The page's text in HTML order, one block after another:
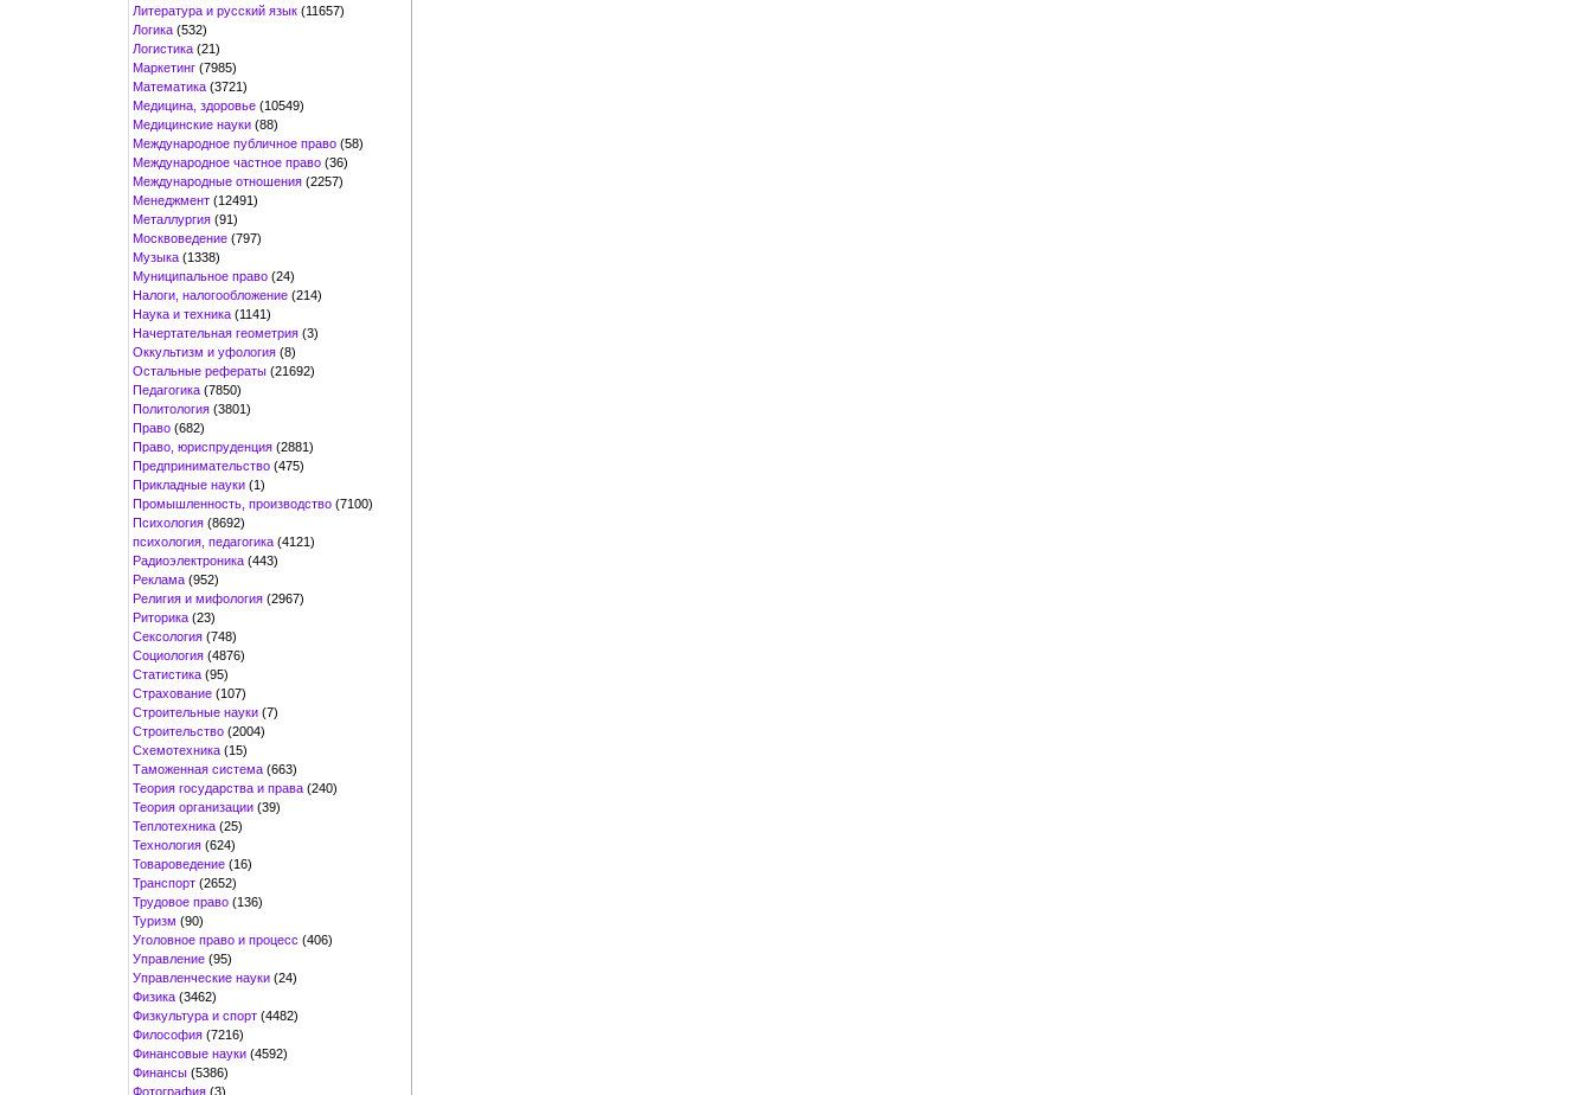
Литература и русский язык (11657)
Логика (532)
Логистика (21)
Маркетинг (7985)
Математика (3721)
Медицина, здоровье (10549)
Медицинские науки (88)
Международное публичное право (58)
Международное частное право (36)
Международные отношения (2257)
Менеджмент (12491)
Металлургия (91)
Москвоведение (797)
Музыка (1338)
Муниципальное право (24)
Налоги, налогообложение (214)
Наука и техника (1141)
Начертательная геометрия (3)
Оккультизм и уфология (8)
Остальные рефераты (21692)
Педагогика (7850)
Политология (3801)
Право (682)
Право, юриспруденция (2881)
Предпринимательство (475)
Прикладные науки (1)
Промышленность, производство (7100)
Психология (8692)
психология, педагогика (4121)
Радиоэлектроника (443)
Реклама (952)
Религия и мифология (2967)
Риторика (23)
Сексология (748)
Социология (4876)
Статистика (95)
Страхование (107)
Строительные науки (7)
Строительство (2004)
Схемотехника (15)
Таможенная система (663)
Теория государства и права (240)
Теория организации (39)
Теплотехника (25)
Технология (624)
Товароведение (16)
Транспорт (2652)
Трудовое право (136)
Туризм (90)
Уголовное право и процесс (406)
Управление (95)
Управленческие науки (24)
Физика (3462)
Физкультура и спорт (4482)
Философия (7216)
Финансовые науки (4592)
Финансы (5386)
Фотография (3)